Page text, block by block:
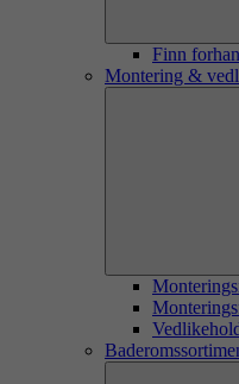
Finn
Montering &